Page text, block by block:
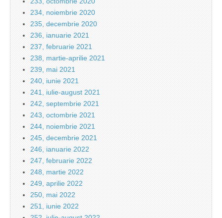
234, noiembrie 2020
235, decembrie 2020
236, ianuarie 2021
237, februarie 2021
238, martie-aprilie 2021
239, mai 2021
240, iunie 2021
241, iulie-august 2021
242, septembrie 2021
243, octombrie 2021
244, noiembrie 2021
245, decembrie 2021
246, ianuarie 2022
247, februarie 2022
248, martie 2022
249, aprilie 2022
250, mai 2022
251, iunie 2022